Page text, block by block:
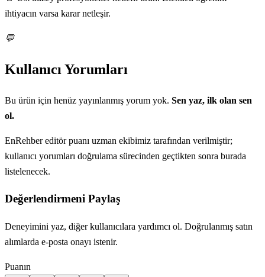
ihtiyacın varsa karar netleşir.
💬
Kullanıcı Yorumları
Bu ürün için henüz yayınlanmış yorum yok. Sen yaz, ilk olan sen
ol.
EnRehber editör puanı uzman ekibimiz tarafından verilmiştir;
kullanıcı yorumları doğrulama sürecinden geçtikten sonra burada
listelenecek.
Değerlendirmeni Paylaş
Deneyimini yaz, diğer kullanıcılara yardımcı ol. Doğrulanmış satın
alımlarda e-posta onayı istenir.
Puanın